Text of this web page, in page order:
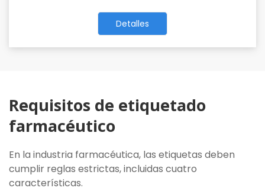
Detalles
Requisitos de etiquetado
farmacéutico
En la industria farmacéutica, las etiquetas deben
cumplir reglas estrictas, incluidas cuatro
características.